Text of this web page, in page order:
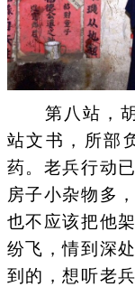
第八站，胡
站文书，所部
药。老兵行动
房子小杂物多
也不应该把他
纷飞，情到深
到的，想听老